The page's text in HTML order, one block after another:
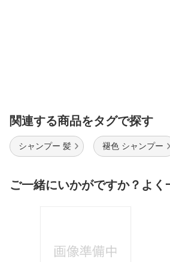
関連する商品をタグで探す
シャンプー 髪 褪色 シャンプー
ご一緒にいかがですか？よく